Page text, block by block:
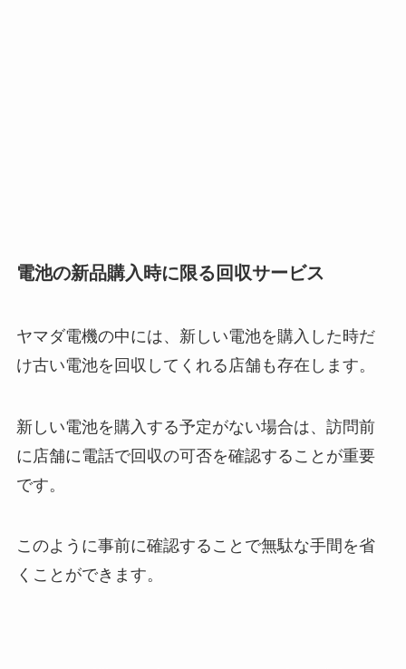
電池の新品購入時に限る回収サービス
ヤマダ電機の中には、新しい電池を購入した時だ
け古い電池を回収してくれる店舗も存在します。
新しい電池を購入する予定がない場合は、訪問前
に店舗に電話で回収の可否を確認することが重要
です。
このように事前に確認することで無駄な手間を省
くことができます。